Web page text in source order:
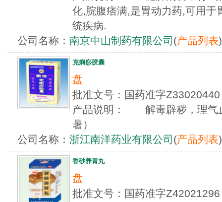
化,脘腹痞满,是胃动力药,可用于
统疾病.
公司名称： 南京中山制药有限公司 (产品列表)
克痢痧胶囊
盘
批准文号：国药准字
产品说明： 解毒辟秽，理气
暑）
公司名称： 浙江南洋药业有限公司 (产品列表)
香砂养胃丸
盘
批准文号：国药准字